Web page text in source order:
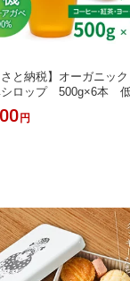
さと納税】オーガニッ
シロップ 500g×6本
替の甘味料 ヨーグルト
】
円